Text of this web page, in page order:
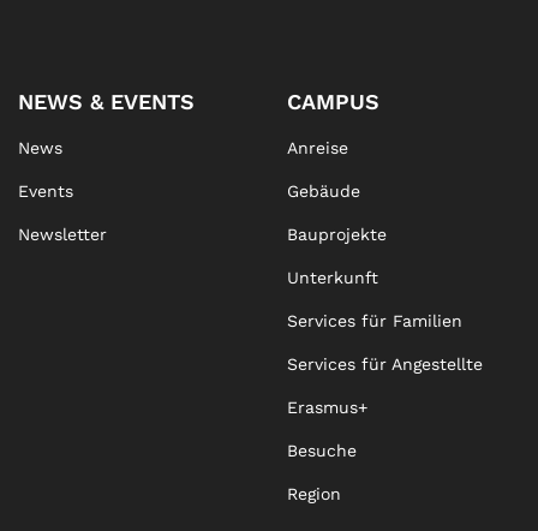
NEWS & EVENTS
News
Events
Newsletter
CAMPUS
Anreise
Gebäude
Bauprojekte
Unterkunft
Services für Familien
Services für Angestellte
Erasmus+
Besuche
Region